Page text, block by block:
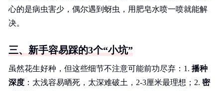
心的是病虫害少，偶尔遇到蚜虫，用肥皂水喷一喷就能解
决。
三、新手容易踩的3个“小坑”
虽然花生好种，但这些细节不注意可能前功尽弃：1. 播种
深度 ：太浅容易晒死，太深难破土，2-3厘米最理想；2. 密